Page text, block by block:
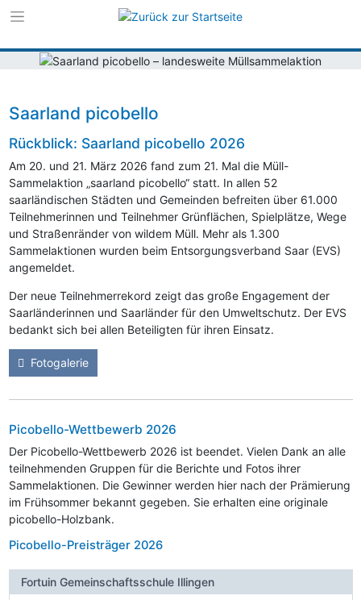
Zur Navigation
Zum Inhalt
Saarland picobello
Rückblick: Saarland picobello 2026
Am 20. und 21. März 2026 fand zum 21. Mal die Müll-
Sammelaktion „saarland picobello“ statt. In allen 52
saarländischen Städten und Gemeinden befreiten über 61.000
Teilnehmerinnen und Teilnehmer Grünflächen, Spielplätze, Wege
und Straßenränder von wildem Müll. Mehr als 1.300
Sammelaktionen wurden beim Entsorgungsverband Saar (EVS)
angemeldet.
Der neue Teilnehmerrekord zeigt das große Engagement der
Saarländerinnen und Saarländer für den Umweltschutz. Der EVS
bedankt sich bei allen Beteiligten für ihren Einsatz.
Fotogalerie
Picobello-Wettbewerb 2026
Der Picobello-Wettbewerb 2026 ist beendet. Vielen Dank an alle
teilnehmenden Gruppen für die Berichte und Fotos ihrer
Sammelaktionen. Die Gewinner werden hier nach der Prämierung
im Frühsommer bekannt gegeben. Sie erhalten eine originale
picobello-Holzbank.
Picobello-Preisträger 2026
Fortuin Gemeinschaftsschule Illingen